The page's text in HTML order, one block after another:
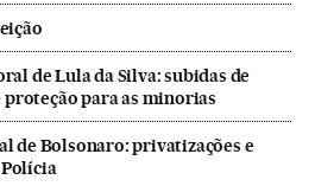
de Lula da Silva: subidas de
para as minorias
de Bolsonaro: privatizações e